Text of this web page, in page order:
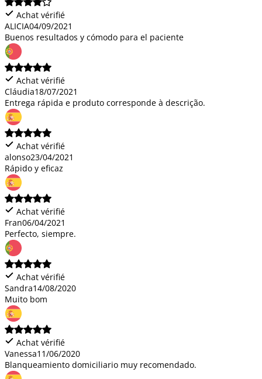
Achat vérifié
ALICIA04/09/2021
Buenos resultados y cómodo para el paciente
Achat vérifié
Cláudia18/07/2021
Entrega rápida e produto corresponde à descrição.
Achat vérifié
alonso23/04/2021
Rápido y eficaz
Achat vérifié
Fran06/04/2021
Perfecto, siempre.
Achat vérifié
Sandra14/08/2020
Muito bom
Achat vérifié
Vanessa11/06/2020
Blanqueamiento domiciliario muy recomendado.